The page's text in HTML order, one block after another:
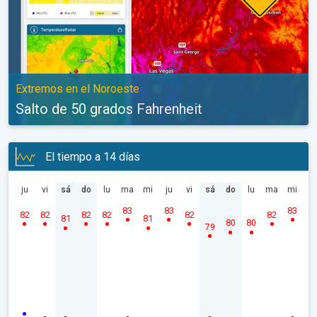
Extremos en el Noroeste
Salto de 50 grados Fahrenheit
El tiempo a 14 días
ju
82
vi
82
sá
81
do
82
lu
82
ma
83
mi
81
ju
83
vi
82
sá
79
do
80
lu
80
ma
82
mi
83